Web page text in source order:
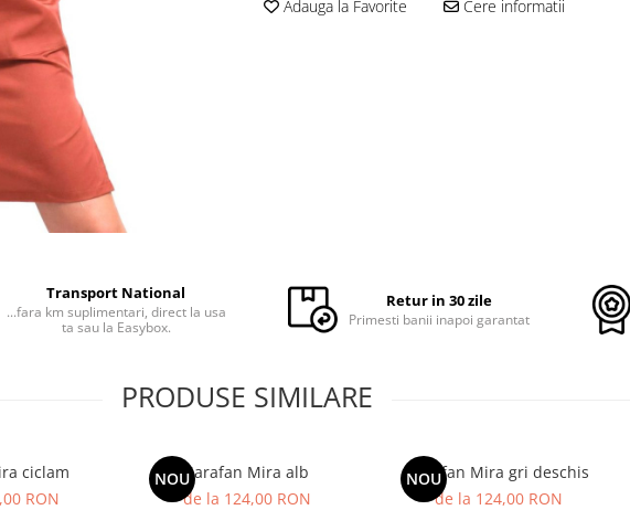
Adauga la Favorite Cere informatii
Transport National
...fara km suplimentari, direct la usa
ta sau la Easybox.
Retur in 30 zile
Primesti banii inapoi garantat
PRODUSE SIMILARE
ciclam
RON
NOUSarafan Mira alb
de la 124,00 RON
NOU
Sarafan Mira gri deschis
de la 124,00 RON